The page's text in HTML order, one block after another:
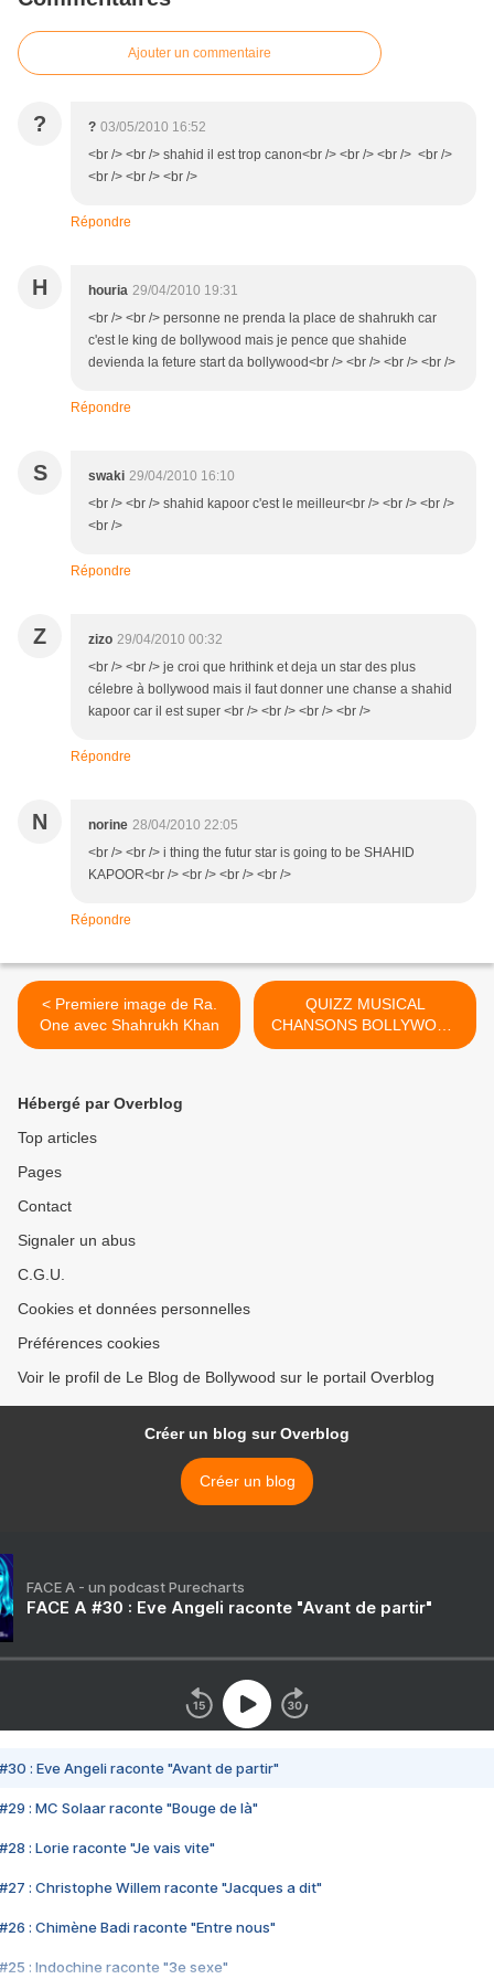
Ajouter un commentaire
? ? 03/05/2010 16:52
<br /> <br /> shahid il est trop canon<br /> <br /> <br /> <br />
<br /> <br /> <br />
Répondre
H houria 29/04/2010 19:31
<br /> <br /> personne ne prenda la place de shahrukh car
c'est le king de bollywood mais je pence que shahide
devienda la feture start da bollywood<br /> <br /> <br /> <br />
Répondre
S swaki 29/04/2010 16:10
<br /> <br /> shahid kapoor c'est le meilleur<br /> <br /> <br />
<br />
Répondre
Z zizo 29/04/2010 00:32
<br /> <br /> je croi que hrithink et deja un star des plus
célebre à bollywood mais il faut donner une chanse a shahid
kapoor car il est super <br /> <br /> <br /> <br />
Répondre
N norine 28/04/2010 22:05
<br /> <br /> i thing the futur star is going to be SHAHID
KAPOOR<br /> <br /> <br /> <br />
Répondre
< Premiere image de Ra.
One avec Shahrukh Khan
QUIZZ MUSICAL
CHANSONS BOLLYWOOD
NO.2 >
Hébergé par Overblog
Top articles
Pages
Contact
Signaler un abus
C.G.U.
Cookies et données personnelles
Préférences cookies
Voir le profil de Le Blog de Bollywood sur le portail Overblog
Créer un blog sur Overblog
Créer un blog
FACE A - un podcast Purecharts
FACE A #30 : Eve Angeli raconte "Avant de partir"
#30 : Eve Angeli raconte "Avant de partir"
#29 : MC Solaar raconte "Bouge de là"
#28 : Lorie raconte "Je vais vite"
#27 : Christophe Willem raconte "Jacques a dit"
#26 : Chimène Badi raconte "Entre nous"
#25 : Indochine raconte "3e sexe"